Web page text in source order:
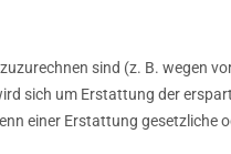
sind (z. B. wegen
sich um Erstattung der
einer Erstattung gesetzliche